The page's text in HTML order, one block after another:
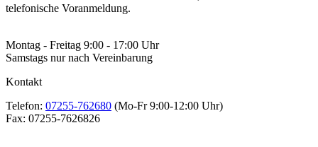
telefonische Voranmeldung.
Montag - Freitag 9:00 - 17:00 Uhr
Samstags nur nach Vereinbarung
Kontakt
Telefon: 07255-762680 (Mo-Fr 9:00-12:00 Uhr)
Fax: 07255-7626826